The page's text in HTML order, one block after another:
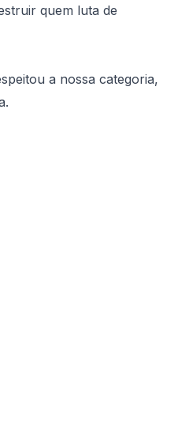
quem luta de
a nossa categoria,